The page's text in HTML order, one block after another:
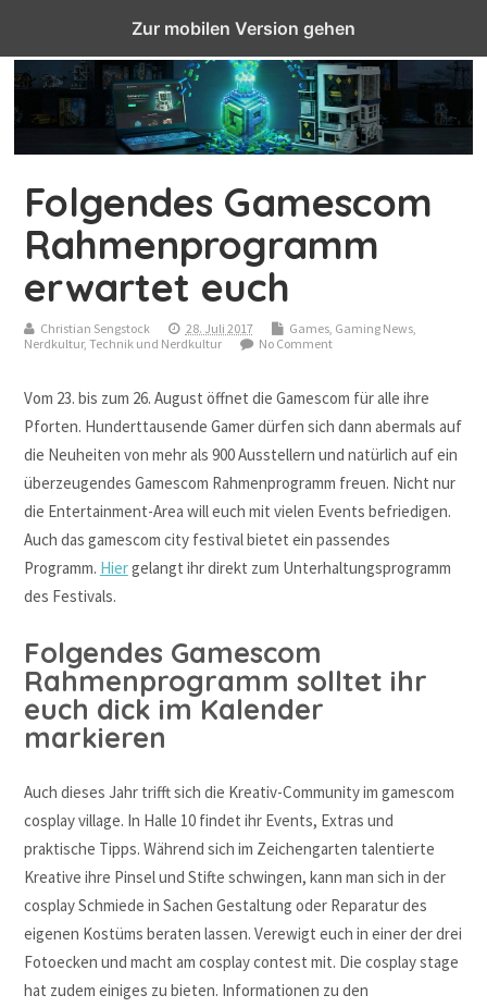
Top Menu
Folgendes Gamescom
Rahmenprogramm
erwartet euch
Christian Sengstock 28. Juli 2017 Games, Gaming News,
Nerdkultur, Technik und Nerdkultur No Comment
Vom 23. bis zum 26. August öffnet die Gamescom für alle ihre
Pforten. Hunderttausende Gamer dürfen sich dann abermals auf
die Neuheiten von mehr als 900 Ausstellern und natürlich auf ein
überzeugendes Gamescom Rahmenprogramm freuen. Nicht nur
die Entertainment-Area will euch mit vielen Events befriedigen.
Auch das gamescom city festival bietet ein passendes
Programm. Hiergelangt ihr direkt zum Unterhaltungsprogramm
des Festivals.
Folgendes Gamescom
Rahmenprogramm solltet ihr
euch dick im Kalender
markieren
Auch dieses Jahr trifft sich die Kreativ-Community im gamescom
cosplay village. In Halle 10 findet ihr Events, Extras und
praktische Tipps. Während sich im Zeichengarten talentierte
Kreative ihre Pinsel und Stifte schwingen, kann man sich in der
cosplay Schmiede in Sachen Gestaltung oder Reparatur des
eigenen Kostüms beraten lassen. Verewigt euch in einer der drei
Fotoecken und macht am cosplay contest mit. Die cosplay stage
hat zudem einiges zu bieten. Informationen zu den
Zur mobilen Version gehen